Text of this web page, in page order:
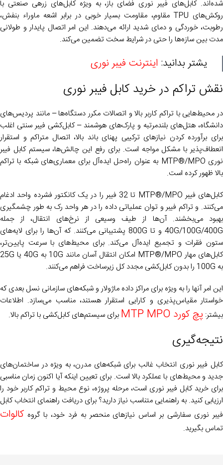
شده‌اند. کابل‌های فیبر نوری فضای باز، به ویژه کابل‌های زرهی صنعتی با
روکش‌های TPU مقاوم، مقاومت بسیار خوبی در برابر اشعه ماوراء بنفش،
رطوبت، خوردگی و دمای شدید ارائه می‌دهند. این امر اتصال پایدار و طولانی
مدت بین سازه‌ها را حتی در شرایط سخت تضمین می‌کند.
یشتر بدانید: اینترنت فیبر نوری
نقش تراکم در خرید کابل فیبر نوری
در محیط‌هایی با تراکم کاربر بالا و اتصالات مکرر دستگاه‌ها – مانند پردیس‌های
دانشگاه، هتل‌های بلندمرتبه و پارک‌های هوشمند – کابل‌کشی فیبر سنتی اغلب
برای برآورده کردن نیازهای ترکیبی پهنای باند بالا، اتصال متراکم و استقرار
انعطاف‌پذیر با مشکل مواجه است. برای رفع این چالش‌ها، سیستم کابل فیبر
نوری MTP®/MPO به عنوان راه‌حل ایده‌آل برای معماری‌های شبکه با تراکم
بالا ظهور کرده است.
کابل‌های فیبر MTP®/MPO تا 32 فیبر را در یک کانکتور فشرده واحد ادغام
می‌کنند. و تراکم فیبر و توان عملیاتی داده را در هر واحد رک به طور چشمگیری
بهبود می‌بخشند. آن‌ها از طیف وسیعی از نرخ‌های انتقال، از جمله
40G/100G/400G و تا 800G پشتیبانی می‌کنند. که آن‌ها را برای لایه‌های
ستون فقرات و تجمیع ایده‌آل می‌کند. برای محیط‌های با سرعت پایین‌تر،
کابل‌های مهار MTP®/MPO امکان انتقال آسان مانند 10G به 40G یا 25G
به 100G را بدون کابل‌کشی مجدد کل زیرساخت فراهم می‌کنند.
این امر آنها را به ویژه برای مراکز داده ماژولار و شبکه‌های سازمانی نسل بعدی که
خواستار مقیاس‌پذیری و کارایی استقرار هستند، مناسب می‌سازد. اطلاعات
بیشتر: پچ کورد MTP MPO برای سیستم‌های کابل‌کشی با تراکم بالا.
نتیجه‌گیری
کابل فیبر نوری انتخاب غالب برای شبکه‌های مدرن، به ویژه در ساختمان‌های
جدید و محیط‌های با عملکرد بالا است. برای تعیین اینکه آیا اکنون زمان مناسبی
برای خرید کابل فیبر نوری است، مرحله پروژه، نوع محیط و تراکم کاربر خود را
ارزیابی کنید. به راهنمایی متناسب نیاز دارید؟ برای دریافت راهنمای انتخاب کابل
فیبر نوری سفارشی بر اساس نیازهای منحصر به فرد خود، با گروه کالوات
تماس بگیرید.